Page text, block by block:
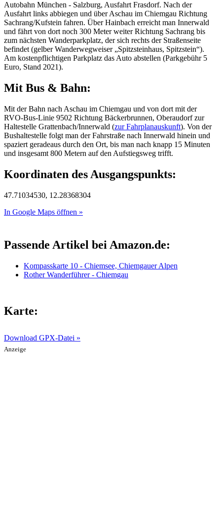
Autobahn München - Salzburg, Ausfahrt Frasdorf. Nach der
Ausfahrt links abbiegen und über Aschau im Chiemgau Richtung
Sachrang/Kufstein fahren. Über Hainbach erreicht man Innerwald
und fährt von dort noch 300 Meter weiter Richtung Sachrang bis
zum nächsten Wanderparkplatz, der sich rechts der Straßenseite
befindet (gelber Wanderwegweiser „Spitzsteinhaus, Spitzstein“).
Am kostenpflichtigen Parkplatz das Auto abstellen (Parkgebühr 5
Euro, Stand 2021).
Mit Bus & Bahn:
Mit der Bahn nach Aschau im Chiemgau und von dort mit der
RVO-Bus-Linie 9502 Richtung Bäckerbrunnen, Oberaudorf zur
Haltestelle Grattenbach/Innerwald (zur Fahrplanauskunft). Von der
Bushaltestelle folgt man der Fahrstraße nach Innerwald hinein und
spaziert geradeaus durch den Ort, bis man nach knapp 15 Minuten
und insgesamt 800 Metern auf den Aufstiegsweg trifft.
Koordinaten des Ausgangspunkts:
47.71034530, 12.28368304
In Google Maps öffnen »
Passende Artikel bei Amazon.de:
Kompasskarte 10 - Chiemsee, Chiemgauer Alpen
Rother Wanderführer - Chiemgau
Karte:
Download GPX-Datei »
Anzeige